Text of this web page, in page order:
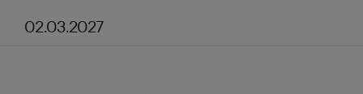
02.03.2027